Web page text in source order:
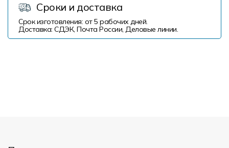
Сроки и доставка
Срок изготовления: от 5 рабочих дней.
Доставка: СДЭК, Почта России, Деловые линии.